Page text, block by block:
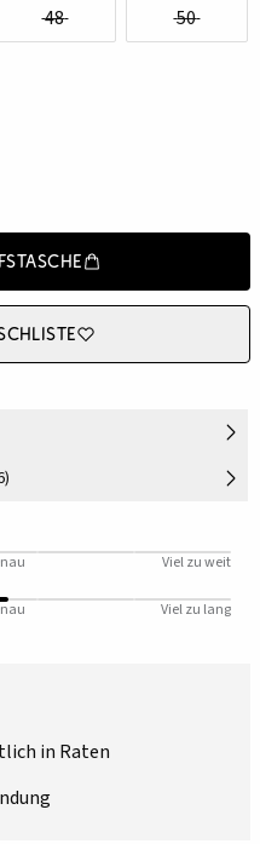
48 50
Viel zu weit
Viel zu lang
in Raten